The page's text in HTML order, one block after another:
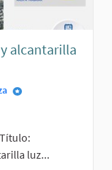
alcantarilla
luz...